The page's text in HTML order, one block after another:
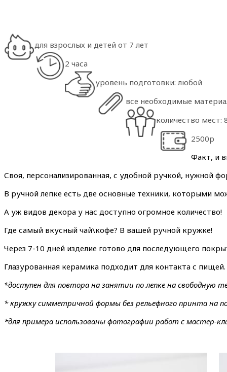
для взрослых и детей от 7 лет
2 часа
уровень подготовки: любой
все необходимые
количество мест:
2500р
Факт, и
Своя, персонализированная, с удобной ручкой, нужной
В ручной лепке есть две основные техники, которыми
А уж видов декора у нас доступно огромное количество!
Где самый вкусный чай\кофе? В вашей ручной кружке!
Через 7-10 дней изделие готово для последующего
Глазурованная керамика подходит для контакта с пищей.
*доступен для повтора на занятии по лепке на свободную
* кружку симметричной формы без рельефного принта на
*для примера использованы фотографии работ с мастер-